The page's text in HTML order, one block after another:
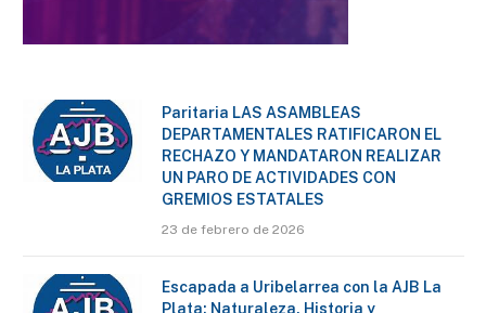
Paritaria LAS ASAMBLEAS
DEPARTAMENTALES RATIFICARON EL
RECHAZO Y MANDATARON REALIZAR
UN PARO DE ACTIVIDADES CON
GREMIOS ESTATALES
23 de febrero de 2026
Escapada a Uribelarrea con la AJB La
Plata: Naturaleza, Historia y